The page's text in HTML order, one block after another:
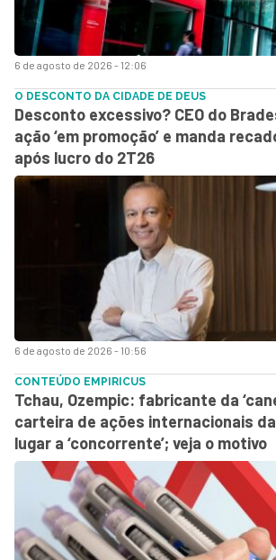
6 de agosto de 2026 - 12:06
6 de agosto de 2026 - 10:56
O DESCONTO DA CIDADE DE DEUS
Desconto excessivo? CEO do
ação ‘em promoção’ e manda
após lucro do 2T26
CONTEÚDO EMPIRICUS
Tchau, Ozempic: fabricante da
carteira de ações internacionais
lugar a ‘concorrente’; veja o motivo